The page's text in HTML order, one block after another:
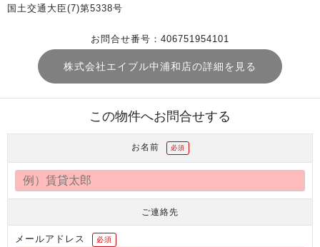
国土交通大臣(7)第5338号
お問合せ番号：406751954101
株式会社エイブル中浦和店の詳細を見る
この物件へお問合せする
お名前 必須
ご連絡先
メールアドレス 必須